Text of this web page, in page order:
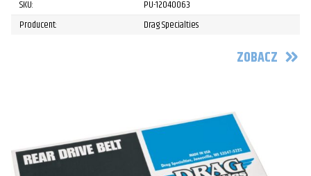
SKU:
PU-12040063
Producent:
Drag Specialties
ZOBACZ